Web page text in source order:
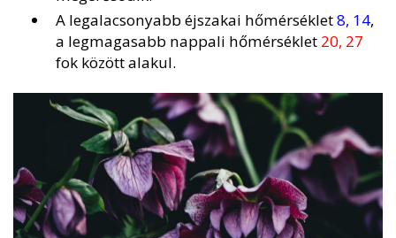
A legalacsonyabb éjszakai hőmérséklet8, 14,
a legmagasabb nappali hőmérséklet 20, 27
fok között alakul.